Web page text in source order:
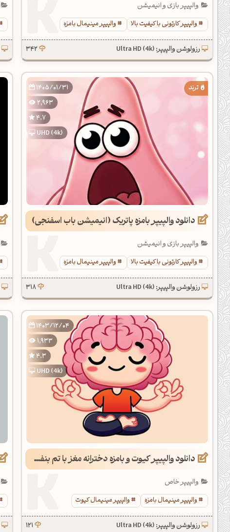
والپیپر بازی و انیمیشن
والپیپر کارتونی با کیفیت بالا
والپیپر مینیمال بامزه
رزولوشن والپیپر: Ultra HD (4k) 342
1405/01/31
2,963
4.7
UHD (4k)
دانلود والپیپر بامزه پاتریک (انیمیشن باب اسفنجی)
والپیپر بازی و انیمیشن
والپیپر کارتونی با کیفیت بالا
والپیپر مینیمال بامزه
رزولوشن والپیپر: Ultra HD (4k) 318
1403/12/04
1,933
4.3
UHD (4k)
دانلود والپیپر کیوت و بامزه دخترانه مغز با تم بنفش، کرمی و صورتی
والپیپر خاص
والپیپر مینیمال بامزه
والپیپر مینیمال کیوت
رزولوشن والپیپر: Ultra HD (4k) 121